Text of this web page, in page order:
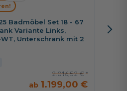
Badmöbel Set 18 - 67
Variante Links,
Unterschrank mit 2
2.016,52 €
1.199,00 €
cm,